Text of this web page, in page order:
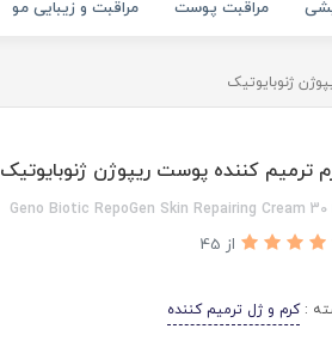
مراقبت پوست مراقبت و زیبایی مو
ژنوبایوتیک
ترمیم کننده پوست ریپوژن ژنوبایوتیک
Geno Biotic RepoGen Skin Repairing Cream 30
از 45
:کرم و ژل ترمیم کننده